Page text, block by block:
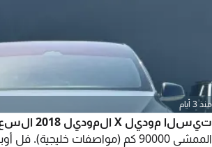
منذ 3 أيام
الممشى 90000 كم (مواصفات خليجية).